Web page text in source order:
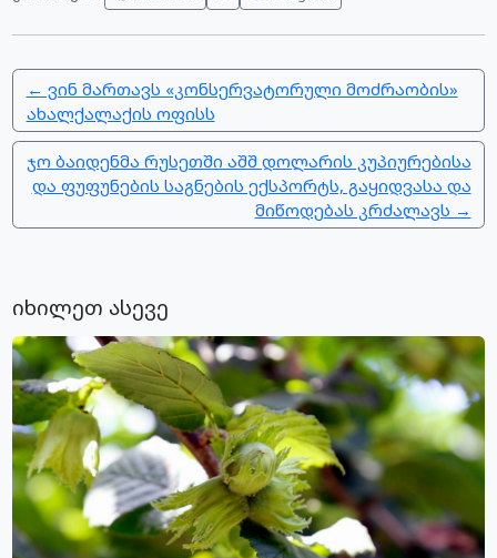
← ვინ მართავს «კონსერვატორული მოძრაობის»
ახალქალაქის ოფისს
ჯო ბაიდენმა რუსეთში აშშ დოლარის კუპიურებისა
და ფუფუნების საგნების ექსპორტს, გაყიდვასა და
მიწოდებას კრძალავს →
იხილეთ ასევე